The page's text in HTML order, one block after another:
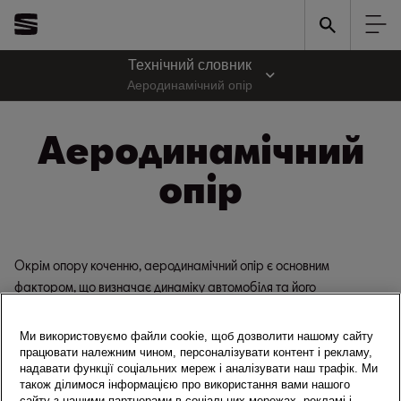
Технічний словник
Аеродинамічний опір
Аеродинамічний
опір
Окрім опору коченню, аеродинамічний опір є основним
фактором, що визначає динаміку автомобіля та його
зусиль потрібно докласти, щоб розігнати автомобіль до певної
швидкості та підтримувати її.
Аеродинамічний опір виникає внаслідок витіснення повітря, що
Ми використовуємо файли cookie, щоб дозволити нашому сайту
працювати належним чином, персоналізувати контент і рекламу,
надавати функції соціальних мереж і аналізувати наш трафік. Ми
також ділимося інформацією про використання вами нашого